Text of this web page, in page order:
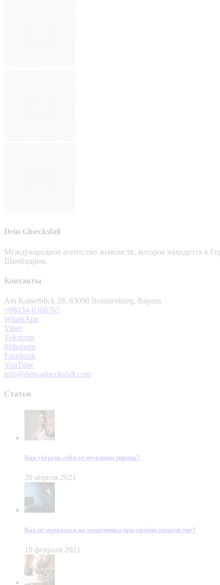
Dein Gluecksfall
Международное агентство знакомств, которое находится
Швейцарии.
Контакты
Am Kaiserblick 28, 83098 Brannenburg, Bayern
+08034-6368767
WhatsApp
Viber
Telegram
Instagram
Facebook
YouTube
info@dein-gluecksfall.com
Статьи
Как уберечь себя от мужчины тирана?
20 апреля 2021
Как не нарваться на мошенника при онлайн знакомстве?
10 февраля 2021